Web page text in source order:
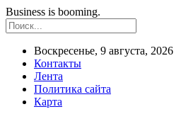
Business is booming.
Воскресенье, 9 августа, 2026
Контакты
Лента
Политика сайта
Карта